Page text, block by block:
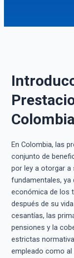
Colombia
En Colombia, las
conjunto de
por ley a otorgar a
fundamentales, ya
económica de los
después de su
cesantías, las
pensiones y la
estrictas
empleado como al